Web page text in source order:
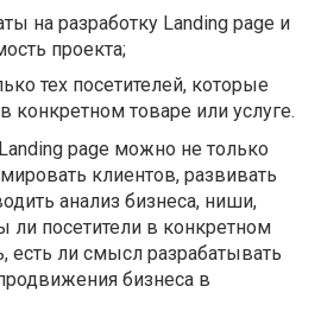
на разработку Landing page и
проекта;
тех посетителей, которые
конкретном товаре или услуге.
page можно не только
клиентов, развивать
анализ бизнеса, ниши,
ли посетители в конкретном
есть ли смысл разрабатывать
бизнеса в